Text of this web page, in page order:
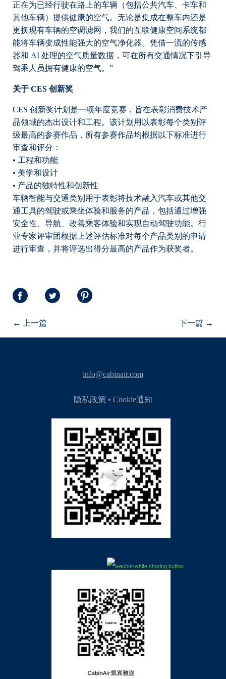
正在为已经行驶在路上的车辆（包括公共汽车、卡车和
其他车辆）提供健康的空气。无论是集成在整车内还是
更换现有车辆的空调滤网，我们的互联健康空间系统都
能将车辆变成性能强大的空气净化器。凭借一流的传感
器和 AI 处理的空气质量数据，可在所有交通情况下引导
驾乘人员拥有健康的空气。”
关于 CES 创新奖
CES 创新奖计划是一项年度竞赛，旨在表彰消费技术产
品领域的杰出设计和工程。该计划用以表彰每个类别评
级最高的参赛作品，所有参赛作品均根据以下标准进行
审查和评分：
• 工程和功能
• 美学和设计
• 产品的独特性和创新性
车辆智能与交通类别用于表彰将技术融入汽车或其他交
通工具的驾驶或乘坐体验和服务的产品，包括通过增强
安全性、导航、改善乘客体验和实现自动驾驶功能。行
业专家评审团根据上述评估标准对每个产品类别的申请
进行审查，并将评选出得分最高的产品作为获奖者。
Share
Share
Share
← 上一篇 下一篇 →
info@cabinair.com
隐私政策 • Cookie通知